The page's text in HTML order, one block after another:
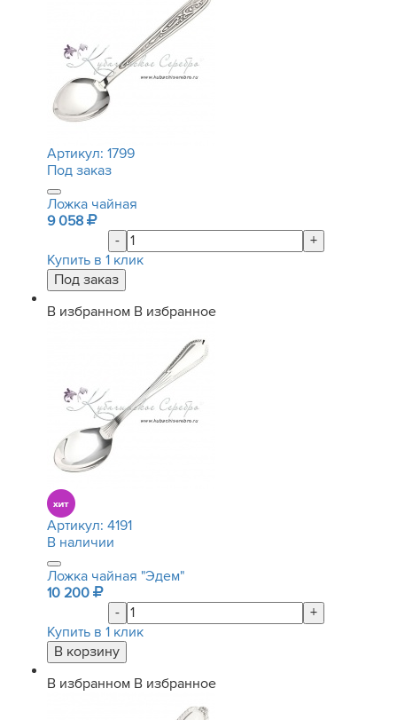
Артикул: 1799
Под заказ
Ложка чайная
9 058
-
+
Купить в 1 клик
В избранном В избранное
Артикул: 4191
В наличии
Ложка чайная "Эдем"
10 200
-
+
Купить в 1 клик
В избранном В избранное